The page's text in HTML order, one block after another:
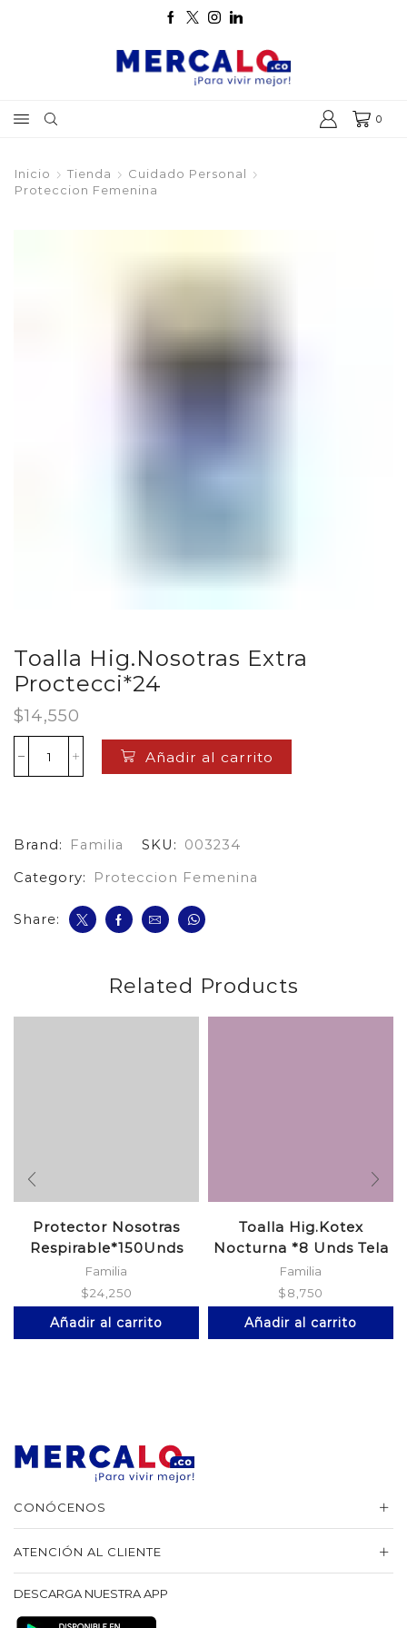
0
Inicio Tienda
Cuidado Personal
Proteccion Femenina
Toalla Hig.Nosotras Extra
Proctecci*24
$14,550
Toalla
Hig.Nosotras
Añadir al carrito
Brand: Familia SKU:
003234
Category:
Proteccion Femenina
Share:
Related Products
Protector Nosotras
Respirable*150Unds
Familia
$24,250
Añadir al carrito
Toalla Hig.Kotex
Nocturna *8 Unds Tela
Familia
$8,750
Añadir al carrito
CONÓCENOS
ATENCIÓN AL CLIENTE
DESCARGA NUESTRA APP